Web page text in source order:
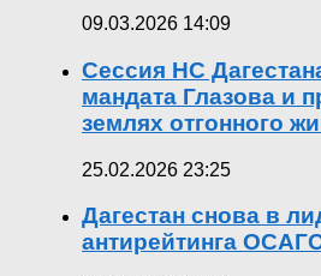
09.03.2026 14:09
Сессия НС
мандата Глазова и
землях отгонного
25.02.2026 23:25
Дагестан снова в
антирейтинга